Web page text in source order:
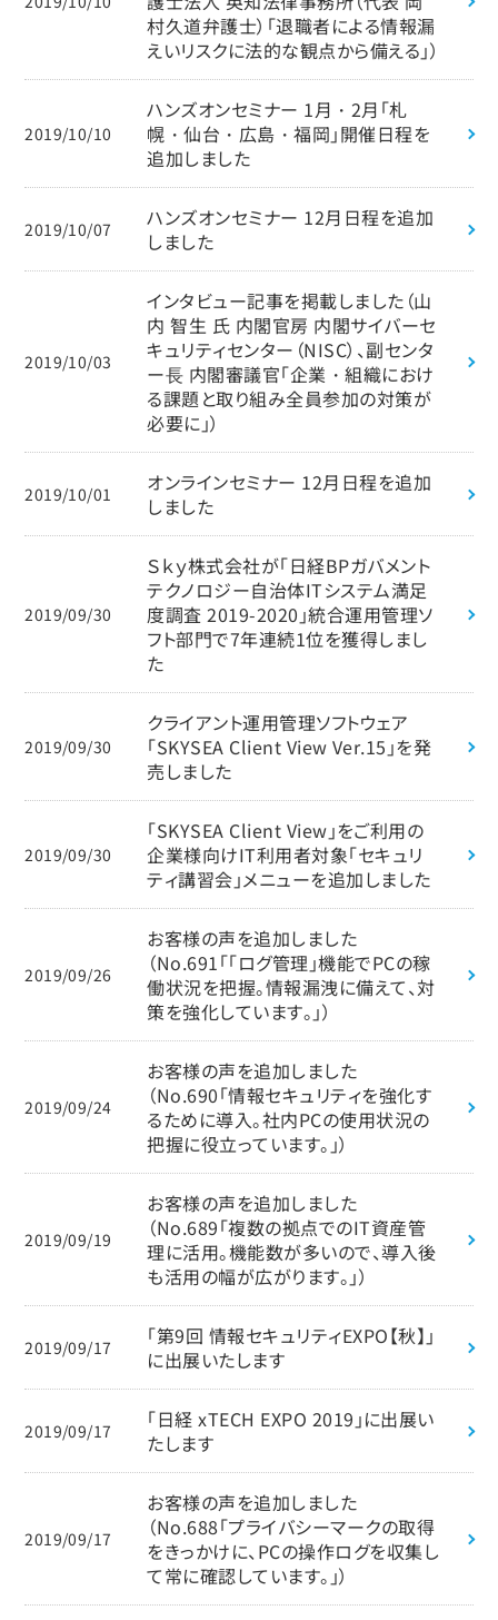
村久道弁護士）「退職者による情報漏
えいリスクに法的な観点から備える」）
2019/10/10
ハンズオンセミナー 1月・2月「札
幌・仙台・広島・福岡」開催日程を
追加しました
2019/10/07
ハンズオンセミナー 12月日程を追加
しました
2019/10/03
インタビュー記事を掲載しました（山
内 智生 氏 内閣官房 内閣サイバーセ
キュリティセンター（NISC）、副センタ
ー⻑ 内閣審議官「企業・組織におけ
る課題と取り組み全員参加の対策が
必要に」）
2019/10/01
オンラインセミナー 12月日程を追加
しました
2019/09/30
Ｓｋｙ株式会社が「日経BPガバメント
テクノロジー自治体ITシステム満足
度調査 2019-2020」統合運用管理ソ
フト部門で7年連続1位を獲得しまし
た
2019/09/30
クライアント運用管理ソフトウェア
「SKYSEA Client View Ver.15」を発
売しました
2019/09/30
「SKYSEA Client View」をご利用の
企業様向けIT利用者対象「セキュリ
ティ講習会」メニューを追加しました
2019/09/26
お客様の声を追加しました
（No.691「「ログ管理」機能でPCの稼
働状況を把握。情報漏洩に備えて、対
策を強化しています。」）
2019/09/24
お客様の声を追加しました
（No.690「情報セキュリティを強化す
るために導入。社内PCの使用状況の
把握に役立っています。」）
2019/09/19
お客様の声を追加しました
（No.689「複数の拠点でのIT資産管
理に活用。機能数が多いので、導入後
も活用の幅が広がります。」）
2019/09/17
「第9回 情報セキュリティEXPO【秋】」
に出展いたします
2019/09/17
「日経 xTECH EXPO 2019」に出展い
たします
2019/09/17
お客様の声を追加しました
（No.688「プライバシーマークの取得
をきっかけに、PCの操作ログを収集し
て常に確認しています。」）